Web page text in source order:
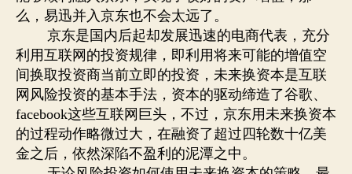
么，易迅并入京东也不会太远了。
京东是国内后起却发展迅速的电商代表，充分
利用互联网的投资规律，即利用将来可能的增值空
间换取投资商当前立即的投资，未来换资本是互联
网风险投资的基本手法，资本的驱动缔造了谷歌、
facebook这些互联网巨头，不过，京东用未来换资本
的过程动作略微过大，在融资了超过四轮数十亿美
金之后，依然深陷不盈利的泥潭之中。